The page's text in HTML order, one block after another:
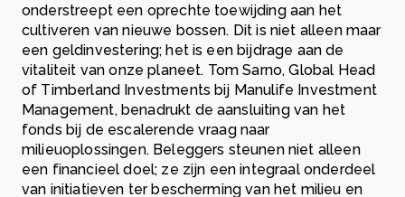
onderstreept een oprechte toewijding aan het
cultiveren van nieuwe bossen. Dit is niet alleen maar
een geldinvestering; het is een bijdrage aan de
vitaliteit van onze planeet. Tom Sarno, Global Head
of Timberland Investments bij Manulife Investment
Management, benadrukt de aansluiting van het
fonds bij de escalerende vraag naar
milieuoplossingen. Beleggers steunen niet alleen
een financieel doel; ze zijn een integraal onderdeel
van initiatieven ter bescherming van het milieu en